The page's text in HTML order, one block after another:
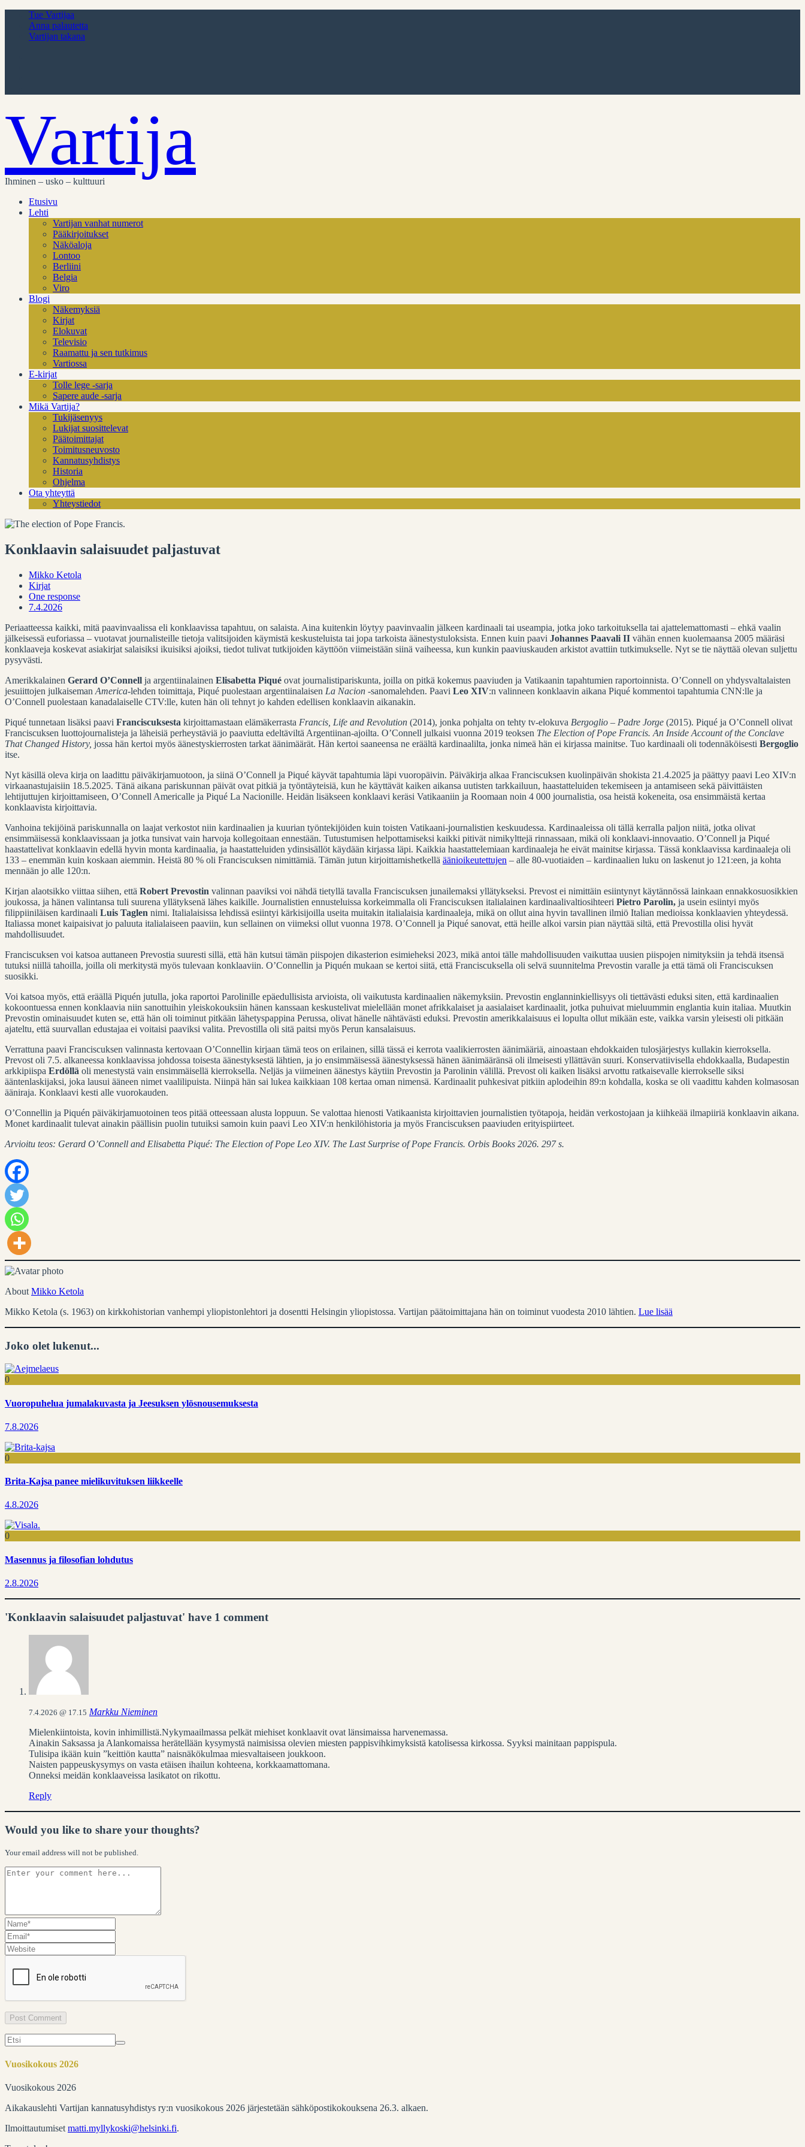
Tue Vartijaa
Anna palautetta
Vartijan takana
Vartija
Ihminen – usko – kulttuuri
Etusivu
Lehti
Vartijan vanhat numerot
Pääkirjoitukset
Näköaloja
Lontoo
Berliini
Belgia
Viro
Blogi
Näkemyksiä
Kirjat
Elokuvat
Televisio
Raamattu ja sen tutkimus
Vartiossa
E-kirjat
Tolle lege -sarja
Sapere aude -sarja
Mikä Vartija?
Tukijäsenyys
Lukijat suosittelevat
Päätoimittajat
Toimitusneuvosto
Kannatusyhdistys
Historia
Ohjelma
Ota yhteyttä
Yhteystiedot
Konklaavin salaisuudet paljastuvat
Mikko Ketola
Kirjat
One response
7.4.2026
Periaatteessa kaikki, mitä paavinvaalissa eli konklaavissa tapahtuu, on salaista. Aina kuitenkin löytyy paavinvaalin jälkeen kardinaali tai useampia, jotka joko tarkoituksella tai ajattelemattomasti – ehkä vaalin
jälkeisessä euforiassa – vuotavat journalisteille tietoja valitsijoiden käymistä keskusteluista tai jopa tarkoista äänestystuloksista. Ennen kuin paavi Johannes Paavali II vähän ennen kuolemaansa 2005 määräsi
konklaaveja koskevat asiakirjat salaisiksi ikuisiksi ajoiksi, tiedot tulivat tutkijoiden käyttöön viimeistään siinä vaiheessa, kun kunkin paaviuskauden arkistot avattiin tutkimukselle. Nyt se tie näyttää olevan suljettu
pysyvästi.
Amerikkalainen Gerard O’Connell ja argentiinalainen Elisabetta Piqué ovat journalistipariskunta, joilla on pitkä kokemus paaviuden ja Vatikaanin tapahtumien raportoinnista. O’Connell on yhdysvaltalaisten
jesuiittojen julkaiseman America-lehden toimittaja, Piqué puolestaan argentiinalaisen La Nacion -sanomalehden. Paavi Leo XIV:n valinneen konklaavin aikana Piqué kommentoi tapahtumia CNN:lle ja
O’Connell puolestaan kanadalaiselle CTV:lle, kuten hän oli tehnyt jo kahden edellisen konklaavin aikanakin.
Piqué tunnetaan lisäksi paavi Franciscuksesta kirjoittamastaan elämäkerrasta Francis, Life and Revolution (2014), jonka pohjalta on tehty tv-elokuva Bergoglio – Padre Jorge (2015). Piqué ja O’Connell olivat
Franciscuksen luottojournalisteja ja läheisiä perheystäviä jo paaviutta edeltäviltä Argentiinan-ajoilta. O’Connell julkaisi vuonna 2019 teoksen The Election of Pope Francis. An Inside Account of the Conclave
That Changed History, jossa hän kertoi myös äänestyskierrosten tarkat äänimäärät. Hän kertoi saaneensa ne eräältä kardinaalilta, jonka nimeä hän ei kirjassa mainitse. Tuo kardinaali oli todennäköisesti Bergoglio
itse.
Nyt käsillä oleva kirja on laadittu päiväkirjamuotoon, ja siinä O’Connell ja Piqué käyvät tapahtumia läpi vuoropäivin. Päiväkirja alkaa Franciscuksen kuolinpäivän shokista 21.4.2025 ja päättyy paavi Leo XIV:n
virkaanastujaisiin 18.5.2025. Tänä aikana pariskunnan päivät ovat pitkiä ja työntäyteisiä, kun he käyttävät kaiken aikansa uutisten tarkkailuun, haastatteluiden tekemiseen ja antamiseen sekä päivittäisten
lehtijuttujen kirjoittamiseen, O’Connell Americalle ja Piqué La Nacionille. Heidän lisäkseen konklaavi keräsi Vatikaaniin ja Roomaan noin 4 000 journalistia, osa heistä kokeneita, osa ensimmäistä kertaa
konklaavista kirjoittavia.
Vanhoina tekijöinä pariskunnalla on laajat verkostot niin kardinaalien ja kuurian työntekijöiden kuin toisten Vatikaani-journalistien keskuudessa. Kardinaaleissa oli tällä kerralla paljon niitä, jotka olivat
ensimmäisessä konklaavissaan ja jotka tunsivat vain harvoja kollegoitaan ennestään. Tutustumisen helpottamiseksi kaikki pitivät nimikylttejä rinnassaan, mikä oli konklaavi-innovaatio. O’Connell ja Piqué
haastattelivat konklaavin edellä hyvin monta kardinaalia, ja haastatteluiden ydinsisällöt käydään kirjassa läpi. Kaikkia haastattelemiaan kardinaaleja he eivät mainitse kirjassa. Tässä konklaavissa kardinaaleja oli
133 – enemmän kuin koskaan aiemmin. Heistä 80 % oli Franciscuksen nimittämiä. Tämän jutun kirjoittamishetkellä äänioikeutettujen – alle 80-vuotiaiden – kardinaalien luku on laskenut jo 121:een, ja kohta
mennään jo alle 120:n.
Kirjan alaotsikko viittaa siihen, että Robert Prevostin valinnan paaviksi voi nähdä tietyllä tavalla Franciscuksen junailemaksi yllätykseksi. Prevost ei nimittäin esiintynyt käytännössä lainkaan ennakkosuosikkien
joukossa, ja hänen valintansa tuli suurena yllätyksenä lähes kaikille. Journalistien ennusteluissa korkeimmalla oli Franciscuksen italialainen kardinaalivaltiosihteeri Pietro Parolin, ja usein esiintyi myös
filippiiniläisen kardinaali Luis Taglen nimi. Italialaisissa lehdissä esiintyi kärkisijoilla useita muitakin italialaisia kardinaaleja, mikä on ollut aina hyvin tavallinen ilmiö Italian medioissa konklaavien yhteydessä.
Italiassa monet kaipaisivat jo paluuta italialaiseen paaviin, kun sellainen on viimeksi ollut vuonna 1978. O’Connell ja Piqué sanovat, että heille alkoi varsin pian näyttää siltä, että Prevostilla olisi hyvät
mahdollisuudet.
Franciscuksen voi katsoa auttaneen Prevostia suuresti sillä, että hän kutsui tämän piispojen dikasterion esimieheksi 2023, mikä antoi tälle mahdollisuuden vaikuttaa uusien piispojen nimityksiin ja tehdä itsensä
tutuksi niillä tahoilla, joilla oli merkitystä myös tulevaan konklaaviin. O’Connellin ja Piquén mukaan se kertoi siitä, että Franciscuksella oli selvä suunnitelma Prevostin varalle ja että tämä oli Franciscuksen
suosikki.
Voi katsoa myös, että eräällä Piquén jutulla, joka raportoi Parolinille epäedullisista arvioista, oli vaikutusta kardinaalien näkemyksiin. Prevostin englanninkiellisyys oli tiettävästi eduksi siten, että kardinaalien
kokoontuessa ennen konklaavia niin sanottuihin yleiskokouksiin hänen kanssaan keskustelivat mielellään monet afrikkalaiset ja aasialaiset kardinaalit, jotka puhuivat mieluummin englantia kuin italiaa. Muutkin
Prevostin ominaisuudet kuten se, että hän oli toiminut pitkään lähetyspappina Perussa, olivat hänelle nähtävästi eduksi. Prevostin amerikkalaisuus ei lopulta ollut mikään este, vaikka varsin yleisesti oli pitkään
ajateltu, että suurvallan edustajaa ei voitaisi paaviksi valita. Prevostilla oli sitä paitsi myös Perun kansalaisuus.
Verrattuna paavi Franciscuksen valinnasta kertovaan O’Connellin kirjaan tämä teos on erilainen, sillä tässä ei kerrota vaalikierrosten äänimääriä, ainoastaan ehdokkaiden tulosjärjestys kullakin kierroksella.
Prevost oli 7.5. alkaneessa konklaavissa johdossa toisesta äänestyksestä lähtien, ja jo ensimmäisessä äänestyksessä hänen äänimääränsä oli ilmeisesti yllättävän suuri. Konservatiivisella ehdokkaalla, Budapestin
arkkipiispa Erdöllä oli menestystä vain ensimmäisellä kierroksella. Neljäs ja viimeinen äänestys käytiin Prevostin ja Parolinin välillä. Prevost oli kaiken lisäksi arvottu ratkaisevalle kierrokselle siksi
ääntenlaskijaksi, joka lausui ääneen nimet vaalilipuista. Niinpä hän sai lukea kaikkiaan 108 kertaa oman nimensä. Kardinaalit puhkesivat pitkiin aplodeihin 89:n kohdalla, koska se oli vaadittu kahden kolmasosan
ääniraja. Konklaavi kesti alle vuorokauden.
O’Connellin ja Piquén päiväkirjamuotoinen teos pitää otteessaan alusta loppuun. Se valottaa hienosti Vatikaanista kirjoittavien journalistien työtapoja, heidän verkostojaan ja kiihkeää ilmapiiriä konklaavin aikana.
Monet kardinaalit tulevat ainakin päällisin puolin tutuiksi samoin kuin paavi Leo XIV:n henkilöhistoria ja myös Franciscuksen paaviuden erityispiirteet.
Arvioitu teos: Gerard O’Connell and Elisabetta Piqué: The Election of Pope Leo XIV. The Last Surprise of Pope Francis. Orbis Books 2026. 297 s.
About Mikko Ketola
Mikko Ketola (s. 1963) on kirkkohistorian vanhempi yliopistonlehtori ja dosentti Helsingin yliopistossa. Vartijan päätoimittajana hän on toiminut vuodesta 2010 lähtien. Lue lisää
Joko olet lukenut...
0
Vuoropuhelua jumalakuvasta ja Jeesuksen ylösnousemuksesta
7.8.2026
0
Brita-Kajsa panee mielikuvituksen liikkeelle
4.8.2026
0
Masennus ja filosofian lohdutus
2.8.2026
'Konklaavin salaisuudet paljastuvat' have 1 comment
7.4.2026 @ 17.15 Markku Nieminen
Mielenkiintoista, kovin inhimillistä.Nykymaailmassa pelkät miehiset konklaavit ovat länsimaissa harvenemassa.
Ainakin Saksassa ja Alankomaissa herätellään kysymystä naimisissa olevien miesten pappisvihkimyksistä katolisessa kirkossa. Syyksi mainitaan pappispula.
Tulisipa ikään kuin ”keittiön kautta” naisnäkökulmaa miesvaltaiseen joukkoon.
Naisten pappeuskysymys on vasta etäisen ihailun kohteena, korkkaamattomana.
Onneksi meidän konklaaveissa lasikatot on rikottu.
Reply
Would you like to share your thoughts?
Your email address will not be published.
Search
for:
Vuosikokous 2026
Vuosikokous 2026
Aikakauslehti Vartijan kannatusyhdistys ry:n vuosikokous 2026 järjestetään sähköpostikokouksena 26.3. alkaen.
Ilmoittautumiset matti.myllykoski@helsinki.fi.